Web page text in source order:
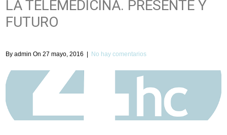
LA TELEMEDICINA. PRESENTE Y
FUTURO
By admin On 27 mayo, 2016 No hay comentarios